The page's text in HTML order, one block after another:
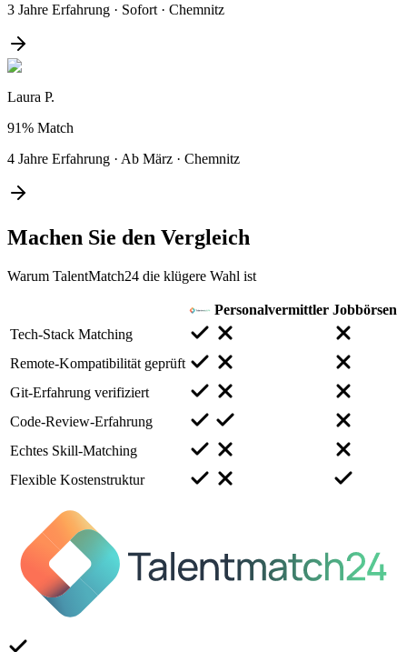
3 Jahre Erfahrung · Sofort · Chemnitz
Laura P.
91% Match
4 Jahre Erfahrung · Ab März · Chemnitz
Machen Sie den Vergleich
Warum TalentMatch24 die klügere Wahl ist
Personalvermittler Jobbörsen
Tech-Stack Matching
Remote-Kompatibilität geprüft
Git-Erfahrung verifiziert
Code-Review-Erfahrung
Echtes Skill-Matching
Flexible Kostenstruktur